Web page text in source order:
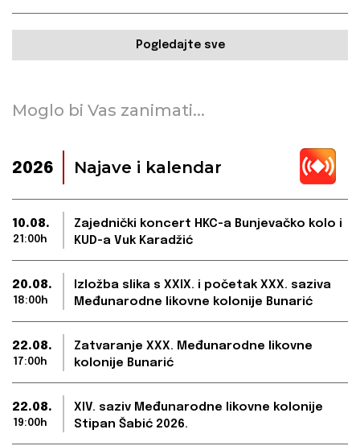
Pogledajte sve
Moglo bi Vas zanimati...
2026 Najave i kalendar
10.08.
21:00h
Zajednički koncert HKC-a Bunjevačko kolo i
KUD-a Vuk Karadžić
20.08.
18:00h
Izložba slika s XXIX. i početak XXX. saziva
Međunarodne likovne kolonije Bunarić
22.08.
17:00h
Zatvaranje XXX. Međunarodne likovne
kolonije Bunarić
22.08.
19:00h
XIV. saziv Međunarodne likovne kolonije
Stipan Šabić 2026.